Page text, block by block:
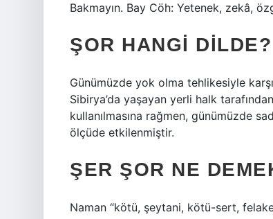
Bakmayın. Bay Cöh: Yetenek, zekâ,
ŞOR HANGI DILDE?
Günümüzde yok olma tehlikesiyle
Sibirya’da yaşayan yerli halk
kullanılmasına rağmen, günümüzde
ölçüde etkilenmiştir.
ŞER ŞOR NE
Naman “kötü, şeytani, kötü-sert,